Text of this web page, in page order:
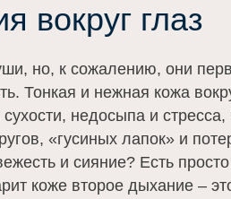
вокруг глаз
но, к сожалению, они
Тонкая и нежная кожа
недосыпа и
«гусиных лапок» и
и сияние? Есть
коже второе дыхание –